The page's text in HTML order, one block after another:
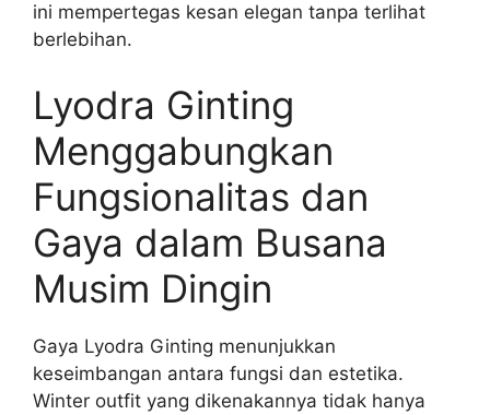
ini mempertegas kesan elegan tanpa terlihat
berlebihan.
Lyodra Ginting
Menggabungkan
Fungsionalitas dan
Gaya dalam Busana
Musim Dingin
Gaya Lyodra Ginting menunjukkan
keseimbangan antara fungsi dan estetika.
Winter outfit yang dikenakannya tidak hanya